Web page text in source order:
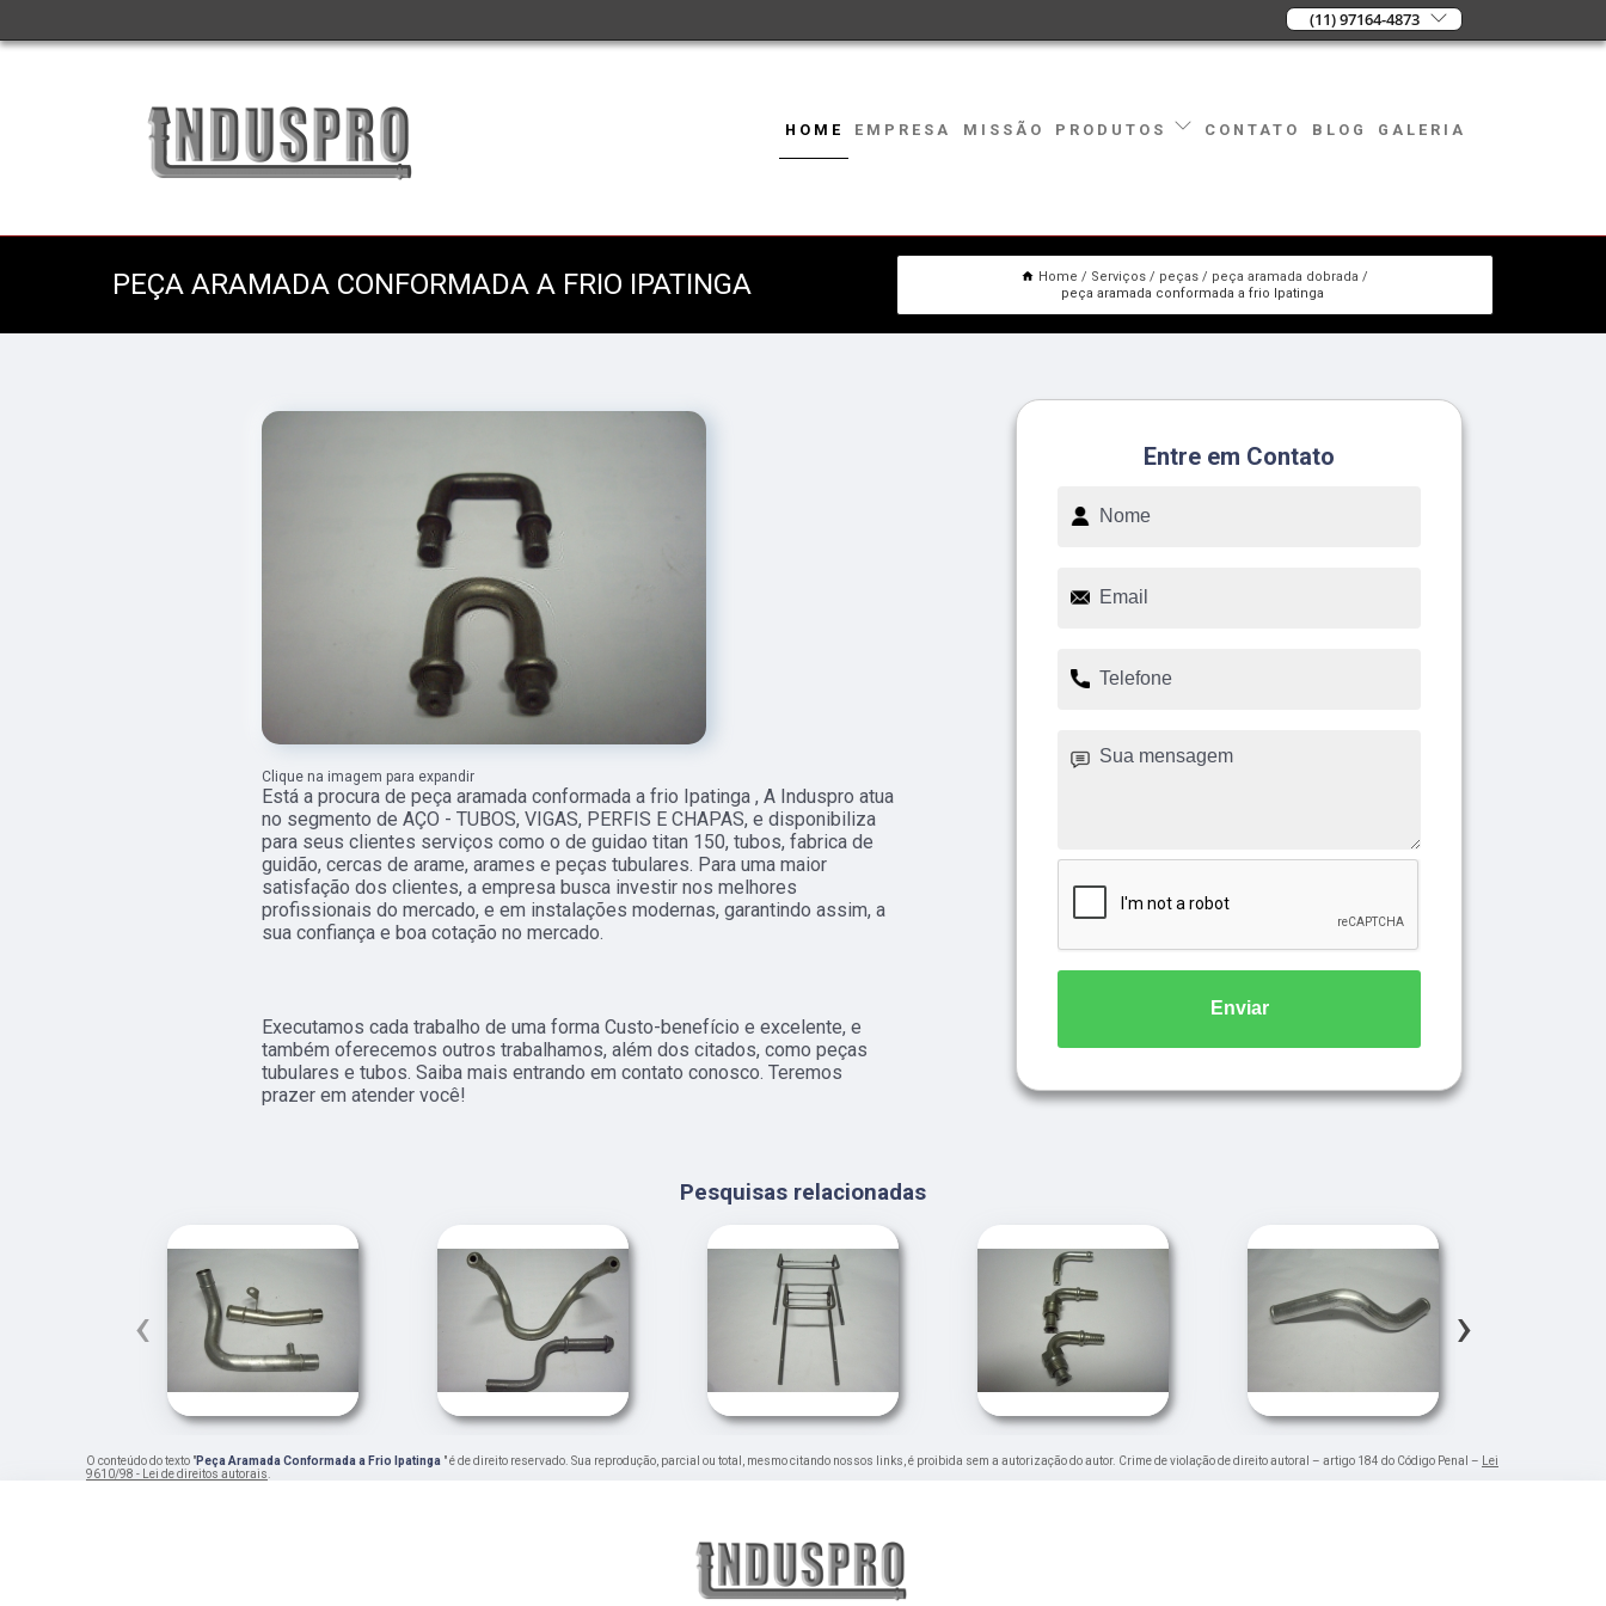
(11) 97164-4873
HOME EMPRESA MISSÃO PRODUTOS CONTATO BLOG GALERIA
PEÇA ARAMADA CONFORMADA A FRIO IPATINGA Home Serviços peças
peça aramada dobrada
peça aramada conformada a frio Ipatinga
Clique na imagem para expandir
Está a procura de peça aramada conformada a frio Ipatinga , A Induspro atua
no segmento de AÇO - TUBOS, VIGAS, PERFIS E CHAPAS, e disponibiliza
para seus clientes serviços como o de guidao titan 150, tubos, fabrica de
guidão, cercas de arame, arames e peças tubulares. Para uma maior
satisfação dos clientes, a empresa busca investir nos melhores
profissionais do mercado, e em instalações modernas, garantindo assim, a
sua confiança e boa cotação no mercado.
Executamos cada trabalho de uma forma Custo-benefício e excelente, e
também oferecemos outros trabalhamos, além dos citados, como peças
tubulares e tubos. Saiba mais entrando em contato conosco. Teremos
prazer em atender você!
Entre em Contato
Enviar
Pesquisas relacionadas
‹ ›
O conteúdo do texto "Peça Aramada Conformada a Frio Ipatinga " é de direito reservado. Sua reprodução, parcial ou total, mesmo citando nossos links, é proibida sem a autorização do autor. Crime de violação de direito autoral – artigo 184 do Código Penal – Lei
9610/98 - Lei de direitos autorais.